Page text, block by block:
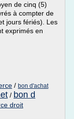
de cinq (5)
à compter de
jours fériés). Les
exprimés en
/ bon d'achat
/ bon d
droit